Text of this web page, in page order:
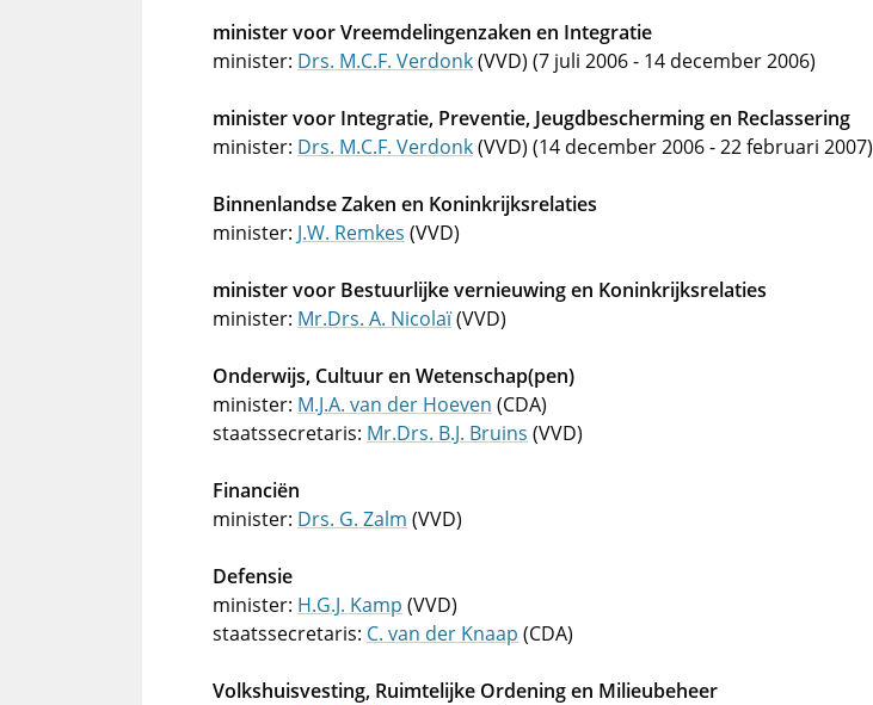
minister voor Vreemdelingenzaken en Integratie
minister: Drs. M.C.F. Verdonk(VVD) (7 juli 2006 - 14 december 2006)
minister voor Integratie, Preventie, Jeugdbescherming en Reclassering
minister: Drs. M.C.F. Verdonk(VVD) (14 december 2006 - 22 februari 2007)
Binnenlandse Zaken en Koninkrijksrelaties
minister: J.W. Remkes (VVD)
minister voor Bestuurlijke vernieuwing en Koninkrijksrelaties
minister: Mr.Drs. A. Nicolaï(VVD)
Onderwijs, Cultuur en Wetenschap(pen)
minister: M.J.A. van der Hoeven (CDA)
staatssecretaris: Mr.Drs. B.J. Bruins (VVD)
Financiën
minister: Drs. G. Zalm (VVD)
Defensie
minister: H.G.J. Kamp (VVD)
staatssecretaris: C. van der Knaap (CDA)
Volkshuisvesting, Ruimtelijke Ordening en Milieubeheer